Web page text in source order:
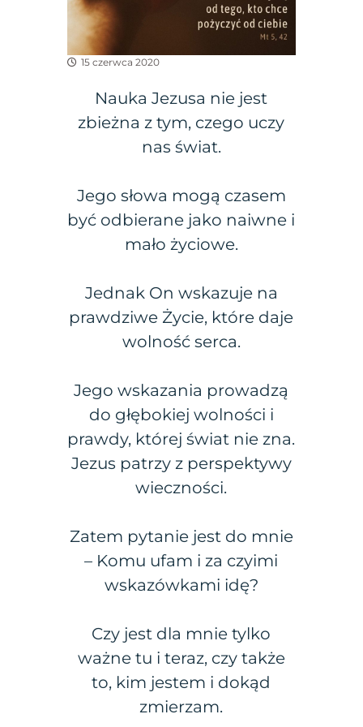
15 czerwca 2020
Nauka Jezusa nie jest
zbieżna z tym, czego uczy
nas świat.
Jego słowa mogą czasem
być odbierane jako naiwne i
mało życiowe.
Jednak On wskazuje na
prawdziwe Życie, które daje
wolność serca.
Jego wskazania prowadzą
do głębokiej wolności i
prawdy, której świat nie zna.
Jezus patrzy z perspektywy
wieczności.
Zatem pytanie jest do mnie
– Komu ufam i za czyimi
wskazówkami idę?
Czy jest dla mnie tylko
ważne tu i teraz, czy także
to, kim jestem i dokąd
zmierzam.